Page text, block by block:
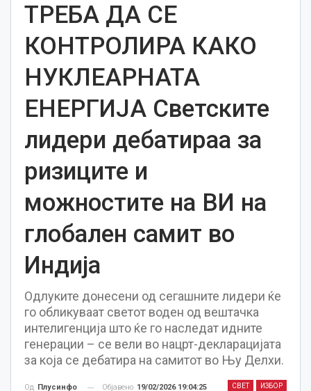
ТРЕБА ДА СЕ
КОНТРОЛИРА КАКО
НУКЛЕАРНАТА
ЕНЕРГИЈА Светските
лидери дебатираа за
ризиците и
можностите на ВИ на
глобален самит во
Индија
Одлуките донесени од сегашните лидери ќе
го обликуваат светот воден од вештачка
интелигенција што ќе го наследат идните
генерации – се вели во нацрт-декларацијата
за која се дебатира на самитот во Њу Делхи.
СВЕТ ИЗБОР
Од Плусинфо Објавено 19/02/2026 19:04:25